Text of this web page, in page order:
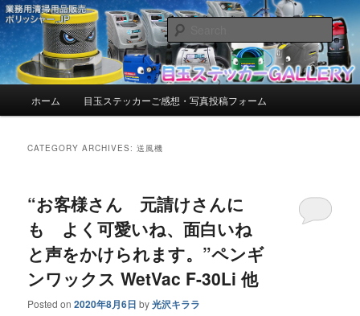
目玉ステッカーGALLERY【ポリッシ
ャー.JP™】 | お客様からいただいた
お客様からいただいたご感想・写真を紹介しています。
Skip
content
Skip
content
ホーム 目玉ステッカーご感想・写真投稿フォーム
CATEGORY ARCHIVES:送風機
“お客様さん 元請けさんに
も よく可愛いね、面白いね
と声をかけられます。”ペンギ
ンワックス WetVac F-30Li 他
Posted on2020年8月6日 by光沢キララ